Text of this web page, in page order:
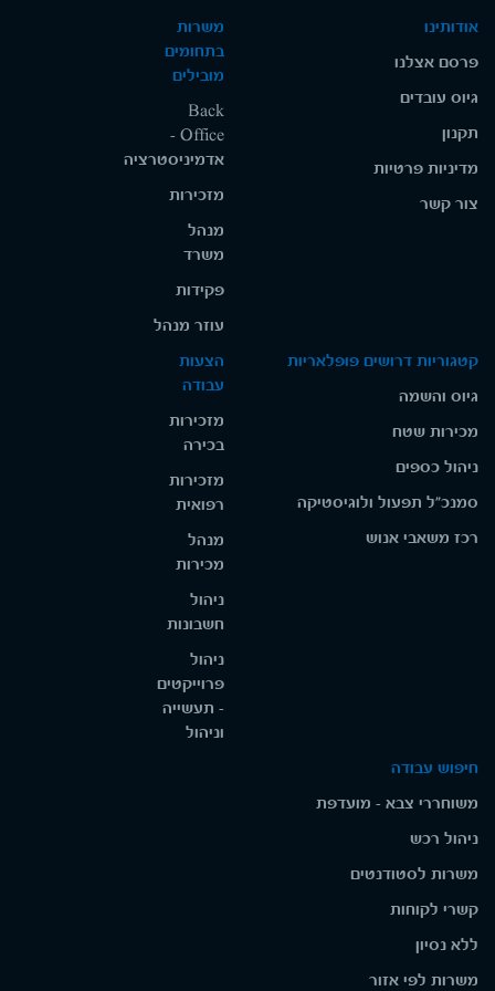
היקף המשרה: בהתאם לאישור, כולל עבודה
במשמרות.
המשרה מיועדת לנשים ולגברים כאחד.
תינתן עדיפות למועמדים/ות עם מוגבלות. יש
לצרף תעודות השכלה והכשרה רלוונטיות.
אודותינו
פרסם אצלנו
גיוס עובדים
תקנון
מדיניות פרטיות
צור קשר
משרות
בתחומים
מובילים
Back
Office -
אדמיניסטרציה
מזכירות
מנהל
משרד
פקידות
עוזר מנהל
קטגוריות דרושים פופלאריות
גיוס והשמה
מכירות שטח
ניהול כספים
סמנכ"ל תפעול ולוגיסטיקה
רכז משאבי אנוש
הצעות
עבודה
מזכירות
בכירה
מזכירות
רפואית
מנהל
מכירות
ניהול
חשבונות
ניהול
פרוייקטים
- תעשייה
וניהול
חיפוש עבודה
משוחררי צבא - מועדפת
ניהול רכש
משרות לסטודנטים
קשרי לקוחות
ללא נסיון
משרות לפי אזור